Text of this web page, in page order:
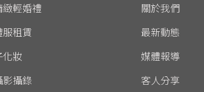
輕婚禮
租賃
化妝
攝錄
關於我們
最新動態
媒體報導
客人分享